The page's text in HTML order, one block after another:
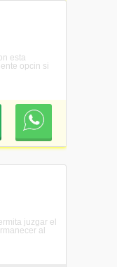
esta
opcin si
juzgar el
al